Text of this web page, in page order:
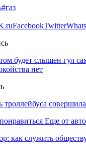
#газ
FacebookTwitter
будет слышен гул
нет
троллейбуса
Еще от
как служить